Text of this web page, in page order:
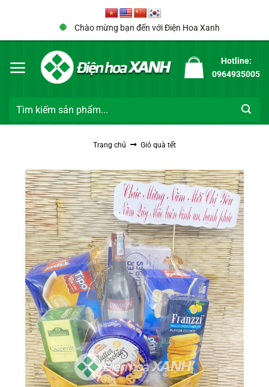
Chào mừng bạn đến với Điện Hoa Xanh
Hotline:
0964935005
Tìm
Trang chủ Giỏ quà tết